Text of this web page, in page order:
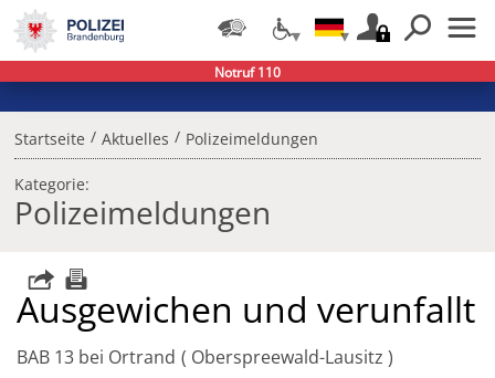
Startseite / Aktuelles / Polizeimeldungen
Kategorie:
Polizeimeldungen
Ausgewichen und verunfallt
BAB 13 bei Ortrand Oberspreewald-Lausitz
Notruf 110